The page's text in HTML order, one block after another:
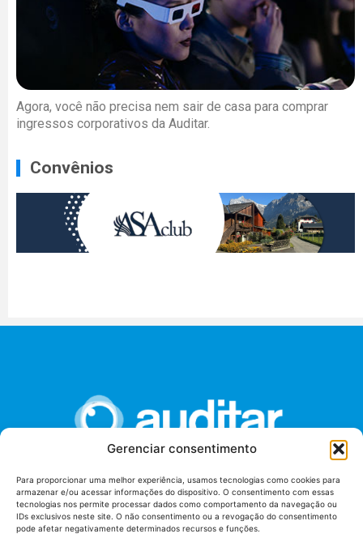
Gerenciar consentimento
Para proporcionar uma melhor experiência, usamos tecnologias como cookies para
armazenar e/ou acessar informações do dispositivo. O consentimento com essas
tecnologias nos permite processar dados como comportamento da navegação ou
IDs exclusivos neste site. O não consentimento ou a revogação do consentimento
pode afetar negativamente determinados recursos e funções.
Agora, você não precisa nem sair de casa para comprar
ingressos corporativos da Auditar.
Convênios
União dos Auditores Federais de Controle Externo -
AUDITAR
Setor de Administração Federal Sul (SAF/Sul), Qd. 04, Lt. 01